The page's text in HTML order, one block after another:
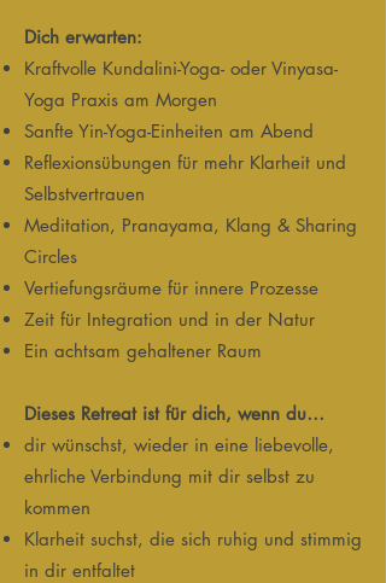
Dich erwarten:
Kraftvolle Kundalini-Yoga- oder Vinyasa-
Yoga Praxis am Morgen
Sanfte Yin-Yoga-Einheiten am Abend
Reflexionsübungen für mehr Klarheit und
Selbstvertrauen
Meditation, Pranayama, Klang & Sharing
Circles
Vertiefungsräume für innere Prozesse
Zeit für Integration und in der Natur
Ein achtsam gehaltener Raum
Dieses Retreat ist für dich, wenn du…
dir wünschst, wieder in eine liebevolle,
ehrliche Verbindung mit dir selbst zu
kommen
Klarheit suchst, die sich ruhig und stimmig
in dir entfaltet